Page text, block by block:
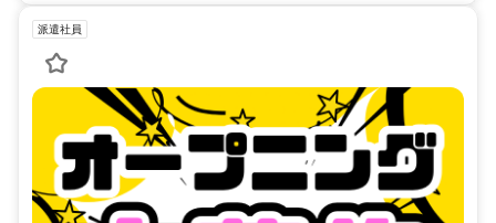
派遣社員